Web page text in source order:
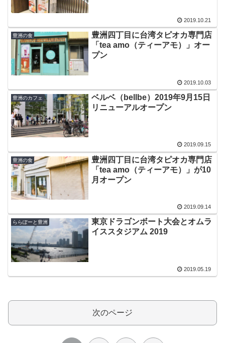
2019.10.21
豊洲の食
豊洲四丁目に台湾タピオカ専門店
「tea amo（ティーアモ）」オー
プン
2019.10.03
豊洲のカフェ
ベルベ（bellbe）2019年9月15日
リニューアルオープン
2019.09.15
豊洲の食
豊洲四丁目に台湾タピオカ専門店
「tea amo（ティーアモ）」が10
月オープン
2019.09.14
ららぽーと豊洲
東京ドラゴンボート大会とオムラ
イススタジアム 2019
2019.05.19
次のページ